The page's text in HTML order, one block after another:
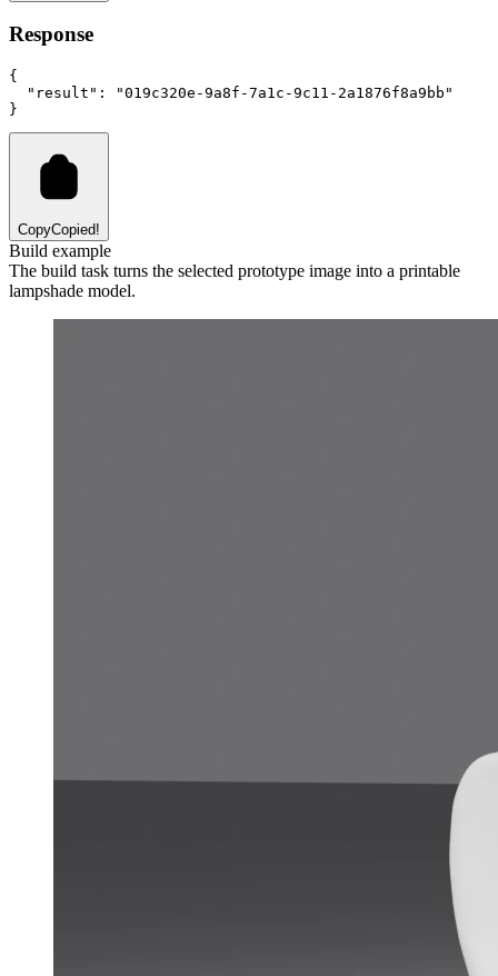
Response
{
"result" :
"019c320e-9a8f-7a1c-9c11-2a1876f8a9bb"
}
CopyCopied!
Build example
The build task turns the selected prototype image into a printable
lampshade model.